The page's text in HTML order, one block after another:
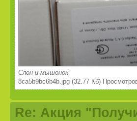
Слон и мышонок
8ca5b9bc6b4b.jpg (32.77 Кб)
Re: Акция